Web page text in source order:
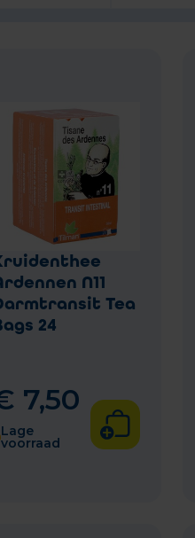
N11
Tea
24
7,50
Lage
voorraad